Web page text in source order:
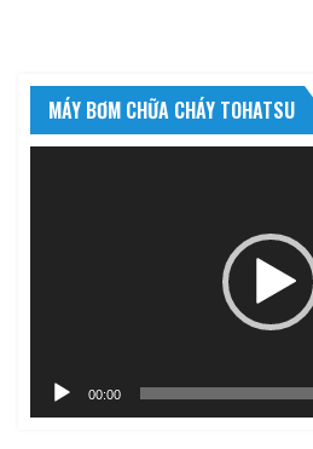
MÁY BƠM CHỮA CHÁY TOHATSU
00:00